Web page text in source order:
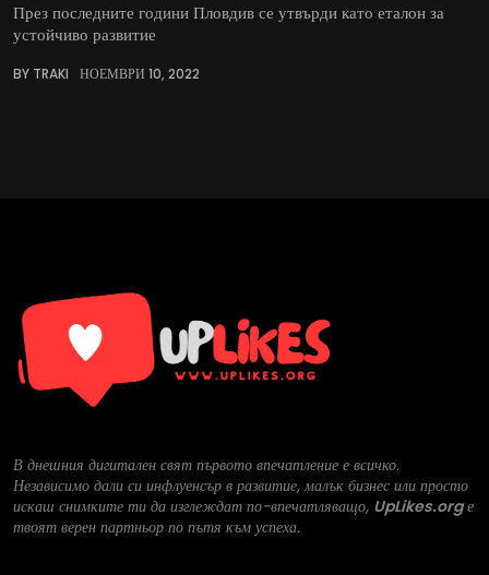
През последните години Пловдив се утвърди като еталон за
устойчиво развитие
BY TRAKI НОЕМВРИ 10, 2022
В днешния дигитален свят първото впечатление е всичко.
Независимо дали си инфлуенсър в развитие, малък бизнес или просто
искаш снимките ти да изглеждат по-впечатляващо, UpLikes.orgе
твоят верен партньор по пътя към успеха.